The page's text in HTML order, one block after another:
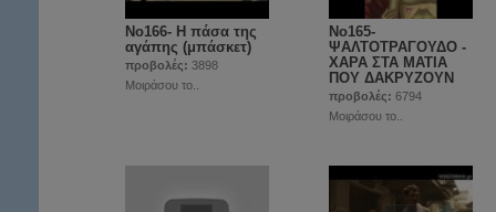
Νο166- Η πάσα της
αγάπης (μπάσκετ)
προβολές: 3898
Μοιράσου το..
Νο165-
ΨΑΛΤΟΤΡΑΓΟΥΔΟ -
ΧΑΡΑ ΣΤΑ ΜΑΤΙΑ
ΠΟΥ ΔΑΚΡΥΖΟΥΝ
προβολές: 6794
Μοιράσου το..